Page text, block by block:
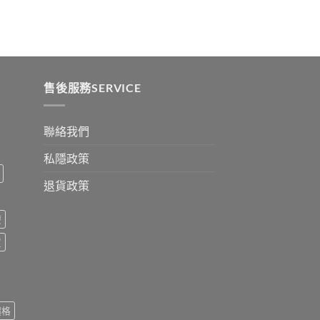
售後服務SERVICE
聯絡我們
私隱政策
退貨政策